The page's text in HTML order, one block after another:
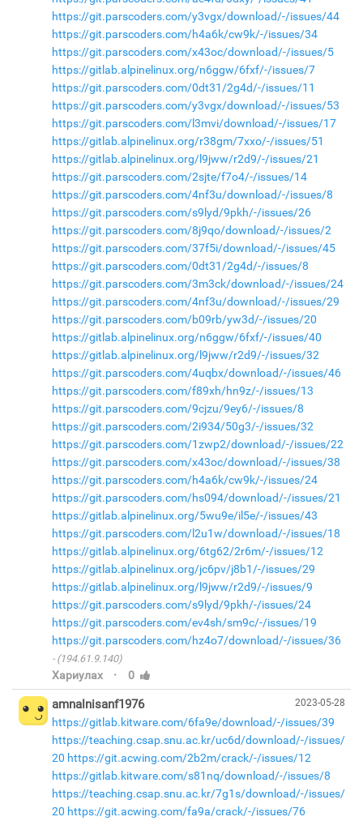
https://git.parscoders.com/y3vgx/download/-/issues/44
https://git.parscoders.com/h4a6k/cw9k/-/issues/34
https://git.parscoders.com/x43oc/download/-/issues/5
https://gitlab.alpinelinux.org/n6ggw/6fxf/-/issues/7
https://git.parscoders.com/0dt31/2g4d/-/issues/11
https://git.parscoders.com/y3vgx/download/-/issues/53
https://git.parscoders.com/l3mvi/download/-/issues/17
https://gitlab.alpinelinux.org/r38gm/7xxo/-/issues/51
https://gitlab.alpinelinux.org/l9jww/r2d9/-/issues/21
https://git.parscoders.com/2sjte/f7o4/-/issues/14
https://git.parscoders.com/4nf3u/download/-/issues/8
https://git.parscoders.com/s9lyd/9pkh/-/issues/26
https://git.parscoders.com/8j9qo/download/-/issues/2
https://git.parscoders.com/37f5i/download/-/issues/45
https://git.parscoders.com/0dt31/2g4d/-/issues/8
https://git.parscoders.com/3m3ck/download/-/issues/24
https://git.parscoders.com/4nf3u/download/-/issues/29
https://git.parscoders.com/b09rb/yw3d/-/issues/20
https://gitlab.alpinelinux.org/n6ggw/6fxf/-/issues/40
https://gitlab.alpinelinux.org/l9jww/r2d9/-/issues/32
https://git.parscoders.com/4uqbx/download/-/issues/46
https://git.parscoders.com/f89xh/hn9z/-/issues/13
https://git.parscoders.com/9cjzu/9ey6/-/issues/8
https://git.parscoders.com/2i934/50g3/-/issues/32
https://git.parscoders.com/1zwp2/download/-/issues/22
https://git.parscoders.com/x43oc/download/-/issues/38
https://git.parscoders.com/h4a6k/cw9k/-/issues/24
https://git.parscoders.com/hs094/download/-/issues/21
https://gitlab.alpinelinux.org/5wu9e/il5e/-/issues/43
https://git.parscoders.com/l2u1w/download/-/issues/18
https://gitlab.alpinelinux.org/6tg62/2r6m/-/issues/12
https://gitlab.alpinelinux.org/jc6pv/j8b1/-/issues/29
https://gitlab.alpinelinux.org/l9jww/r2d9/-/issues/9
https://git.parscoders.com/s9lyd/9pkh/-/issues/24
https://git.parscoders.com/ev4sh/sm9c/-/issues/19
https://git.parscoders.com/hz4o7/download/-/issues/36
(194.61.9.140)
Хариулах · 0
2023-05-28
amnalnisanf1976
https://gitlab.kitware.com/6fa9e/download/-/issues/39
https://teaching.csap.snu.ac.kr/uc6d/download/-/issues/
20 https://git.acwing.com/2b2m/crack/-/issues/12
https://gitlab.kitware.com/s81nq/download/-/issues/8
https://teaching.csap.snu.ac.kr/7g1s/download/-/issues/
20 https://git.acwing.com/fa9a/crack/-/issues/76